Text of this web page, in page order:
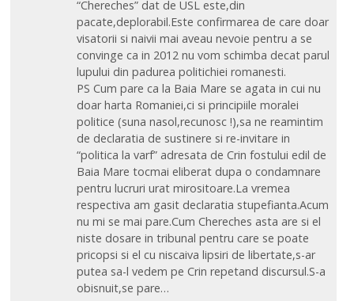
“Chereches” dat de USL este,din
pacate,deplorabil.Este confirmarea de care doar
visatorii si naivii mai aveau nevoie pentru a se
convinge ca in 2012 nu vom schimba decat parul
lupului din padurea politichiei romanesti.
PS Cum pare ca la Baia Mare se agata in cui nu
doar harta Romaniei,ci si principiile moralei
politice (suna nasol,recunosc !),sa ne reamintim
de declaratia de sustinere si re-invitare in
“politica la varf” adresata de Crin fostului edil de
Baia Mare tocmai eliberat dupa o condamnare
pentru lucruri urat mirositoare.La vremea
respectiva am gasit declaratia stupefianta.Acum
nu mi se mai pare.Cum Chereches asta are si el
niste dosare in tribunal pentru care se poate
pricopsi si el cu niscaiva lipsiri de libertate,s-ar
putea sa-l vedem pe Crin repetand discursul.S-a
obisnuit,se pare…